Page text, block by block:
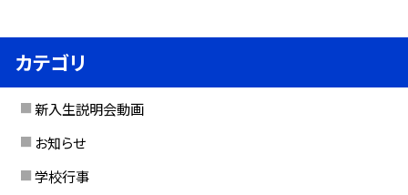
カテゴリ
新入生説明会動画
お知らせ
学校行事